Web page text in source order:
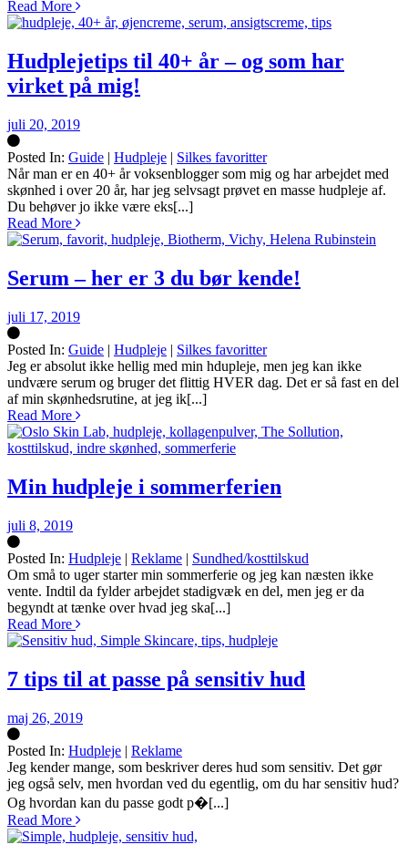
Read More
Hudplejetips til 40+ år – og som har
virket på mig!
juli 20, 2019
Posted In: Guide | Hudpleje | Silkes favoritter
Silke
Når man er en 40+ år voksenblogger som mig og har arbejdet med
skønhed i over 20 år, har jeg selvsagt prøvet en masse hudpleje af.
Du behøver jo ikke være eks[...]
Read More
Serum – her er 3 du bør kende!
juli 17, 2019
Posted In: Guide | Hudpleje | Silkes favoritter
Silke
Jeg er absolut ikke hellig med min hdupleje, men jeg kan ikke
undvære serum og bruger det flittig HVER dag. Det er så fast en del
af min skønhedsrutine, at jeg ik[...]
Read More
Min hudpleje i sommerferien
juli 8, 2019
Posted In: Hudpleje | Reklame | Sundhed/kosttilskud
Silke
Om små to uger starter min sommerferie og jeg kan næsten ikke
vente. Indtil da fylder arbejdet stadigvæk en del, men jeg er da
begyndt at tænke over hvad jeg ska[...]
Read More
7 tips til at passe på sensitiv hud
maj 26, 2019
Posted In: Hudpleje | Reklame
Silke
Jeg kender mange, som beskriver deres hud som sensitiv. Det gør
jeg også selv, men hvordan ved du egentlig, om du har sensitiv hud?
Og hvordan kan du passe godt p�[...]
Read More